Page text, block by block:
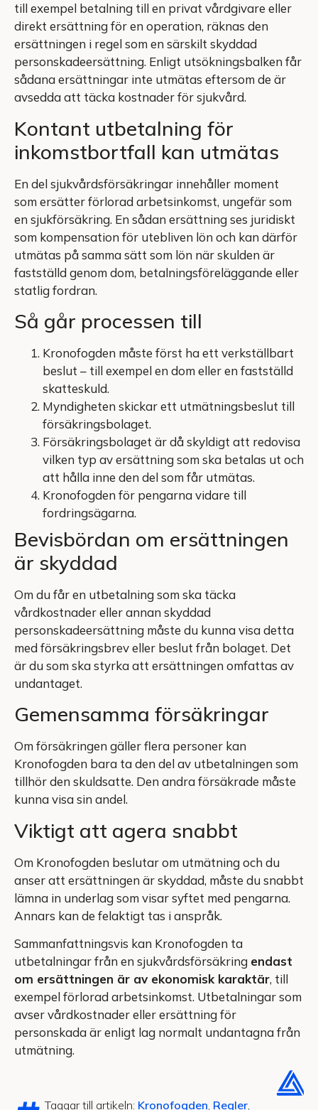
till exempel betalning till en privat vårdgivare eller
direkt ersättning för en operation, räknas den
ersättningen i regel som en särskilt skyddad
personskadeersättning. Enligt utsökningsbalken får
sådana ersättningar inte utmätas eftersom de är
avsedda att täcka kostnader för sjukvård.
Kontant utbetalning för
inkomstbortfall kan utmätas
En del sjukvårdsförsäkringar innehåller moment
som ersätter förlorad arbetsinkomst, ungefär som
en sjukförsäkring. En sådan ersättning ses juridiskt
som kompensation för utebliven lön och kan därför
utmätas på samma sätt som lön när skulden är
fastställd genom dom, betalningsföreläggande eller
statlig fordran.
Så går processen till
Kronofogden måste först ha ett verkställbart
beslut – till exempel en dom eller en fastställd
skatteskuld.
Myndigheten skickar ett utmätningsbeslut till
försäkringsbolaget.
Försäkringsbolaget är då skyldigt att redovisa
vilken typ av ersättning som ska betalas ut och
att hålla inne den del som får utmätas.
Kronofogden för pengarna vidare till
fordringsägarna.
Bevisbördan om ersättningen
är skyddad
Om du får en utbetalning som ska täcka
vårdkostnader eller annan skyddad
personskadeersättning måste du kunna visa detta
med försäkringsbrev eller beslut från bolaget. Det
är du som ska styrka att ersättningen omfattas av
undantaget.
Gemensamma försäkringar
Om försäkringen gäller flera personer kan
Kronofogden bara ta den del av utbetalningen som
tillhör den skuldsatte. Den andra försäkrade måste
kunna visa sin andel.
Viktigt att agera snabbt
Om Kronofogden beslutar om utmätning och du
anser att ersättningen är skyddad, måste du snabbt
lämna in underlag som visar syftet med pengarna.
Annars kan de felaktigt tas i anspråk.
Sammanfattningsvis kan Kronofogden ta
utbetalningar från en sjukvårdsförsäkring endast
om ersättningen är av ekonomisk karaktär, till
exempel förlorad arbetsinkomst. Utbetalningar som
avser vårdkostnader eller ersättning för
personskada är enligt lag normalt undantagna från
utmätning.
Taggar till artikeln: Kronofogden Regler